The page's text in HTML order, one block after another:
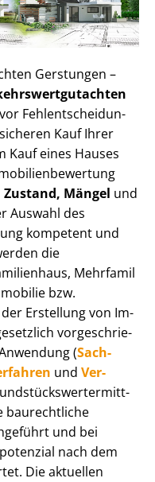
Gerstungen –
Fehl­ent­schei­dun­
Kauf Ihrer
Kauf eines Hauses
Zustand, Mängel und
Auswahl des
kompetent und
die
Mehr­fa­mi­l
bzw.
Erstellung von Im­
vor­ge­schrie­
(Sach­
und Ver­
baurechtliche
und bei
nach dem
Die aktuellen